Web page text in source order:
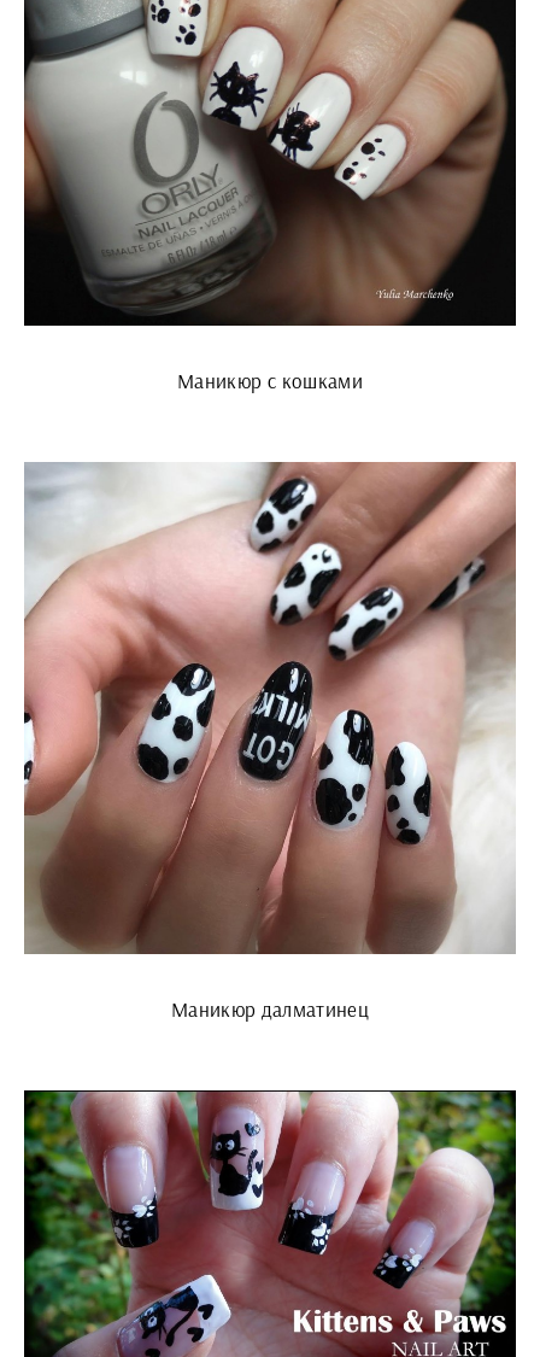
Маникюр с кошками
Маникюр далматинец